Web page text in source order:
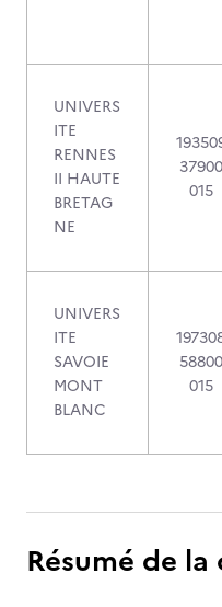
UNIVERS
ITE
RENNES
II HAUTE
BRETAG
NE
37900
015
UNIVERS
ITE
SAVOIE
MONT
BLANC
58800
015
Résumé de